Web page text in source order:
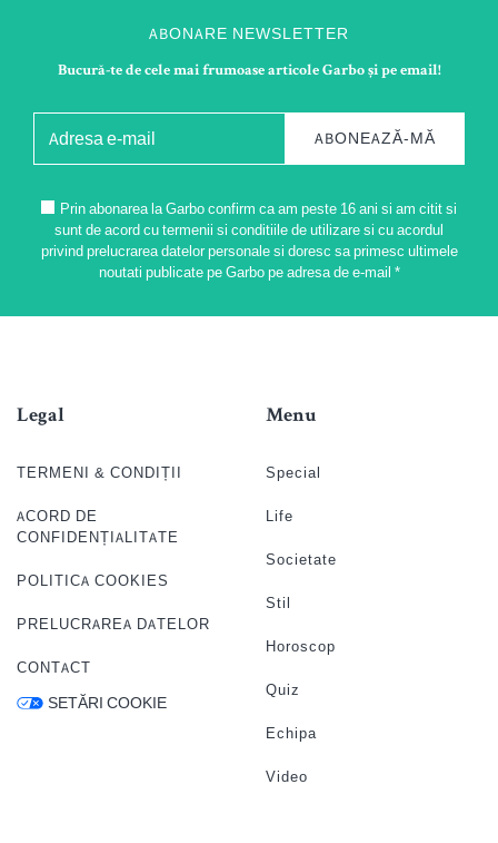
ABONARE NEWSLETTER
Bucură-te de cele mai frumoase articole Garbo și pe email!
ABONEAZĂ-MĂ
Prin abonarea la Garbo confirm ca am peste 16 ani si am citit si
sunt de acord cu termenii si conditiile de utilizare si cu acordul
privind prelucrarea datelor personale si doresc sa primesc ultimele
noutati publicate pe Garbo pe adresa de e-mail *
Legal
TERMENI & CONDIȚII
ACORD DE
CONFIDENȚIALITATE
POLITICA COOKIES
PRELUCRAREA DATELOR
CONTACT
SETĂRI COOKIE
Menu
Special
Life
Societate
Stil
Horoscop
Quiz
Echipa
Video